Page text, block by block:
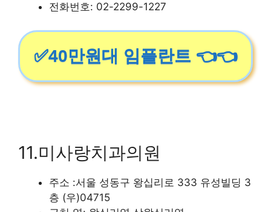
전화번호: 02-2299-1227
✅40만원대 임플란트 👈👈
11.미사랑치과의원
주소 :서울 성동구 왕십리로 333 유성빌딩 3
층 (우)04715